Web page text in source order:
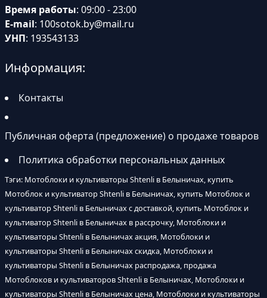
Время работы: 09:00 - 23:00
E-mail: 100sotok.by@mail.ru
УНП: 193543133
Информация:
Контакты
Публичная оферта (предложение) о продаже товаров
Политика обработки персональных данных
Тэги: Мотоблоки и культиваторы Shtenli в Белыничах, купить
Мотоблок и культиватор Shtenli в Белыничах, купить Мотоблок и
культиватор Shtenli в Белыничах с доставкой, купить Мотоблок и
культиватор Shtenli в Белыничах в рассрочку, Мотоблоки и
культиваторы Shtenli в Белыничах акция, Мотоблоки и
культиваторы Shtenli в Белыничах скидка, Мотоблоки и
культиваторы Shtenli в Белыничах распродажа, продажа
Мотоблоков и культиваторов Shtenli в Белыничах, Мотоблоки и
культиваторы Shtenli в Белыничах цена, Мотоблоки и культиваторы